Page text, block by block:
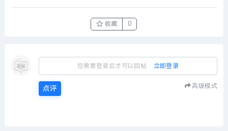
收藏 0
您需要登录后才可以回帖 立即登录
点评 高级模式